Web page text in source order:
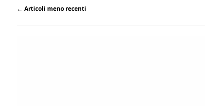
← Articoli meno recenti